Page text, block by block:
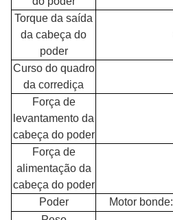
Torque da saída
da cabeça do
poder
Curso do quadro
da corrediça
Força de
levantamento da
cabeça do poder
Força de
alimentação da
cabeça do poder
Poder Motor bonde: